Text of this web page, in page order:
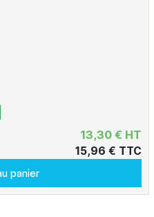
13,30 € HT
15,96 € TTC
panier